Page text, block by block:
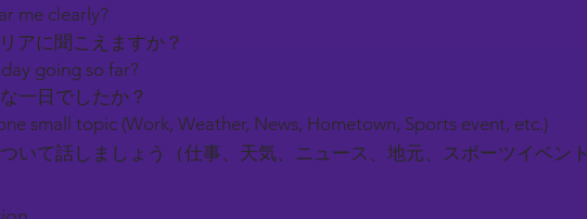
me clearly?
アに聞こえますか？
going so far?
一日でしたか？
small topic (Work, Weather, News, Hometown, Sports event, etc.)
いて話しましょう（仕事、天気、ニュース、地元、スポーツイベント